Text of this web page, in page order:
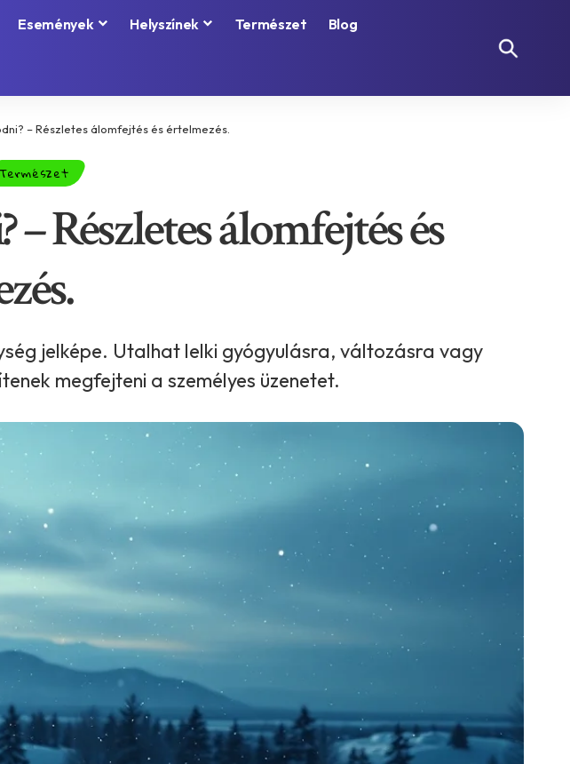
Események Helyszínek Természet Blog
– Részletes álomfejtés és értelmezés.
Részletes álomfejtés és
jelképe. Utalhat lelki gyógyulásra, változásra vagy
megfejteni a személyes üzenetet.